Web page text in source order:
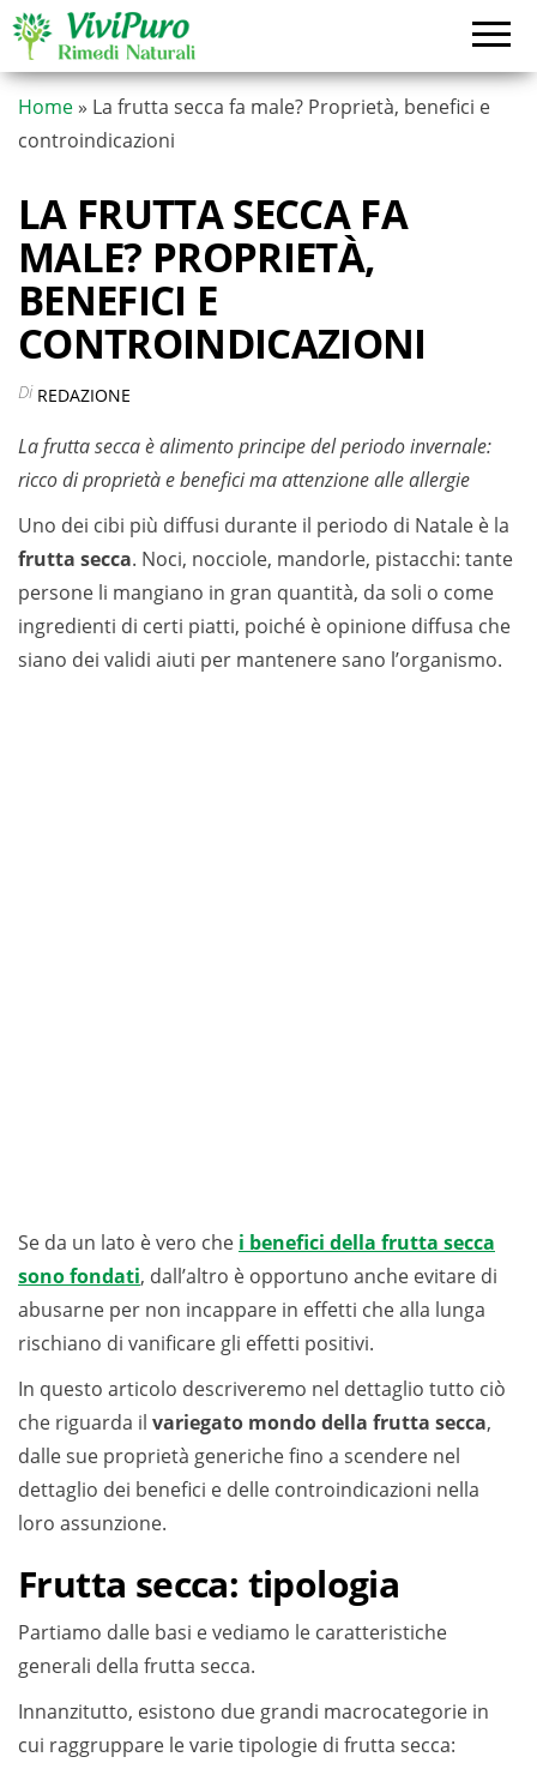
Vai
contenuto
Home » La frutta secca fa male? Proprietà, benefici e
controindicazioni
LA FRUTTA SECCA FA
MALE? PROPRIETÀ,
BENEFICI E
CONTROINDICAZIONI
Di REDAZIONE
La frutta secca è alimento principe del periodo invernale:
ricco di proprietà e benefici ma attenzione alle allergie
Uno dei cibi più diffusi durante il periodo di Natale è la
frutta secca. Noci, nocciole, mandorle, pistacchi: tante
persone li mangiano in gran quantità, da soli o come
ingredienti di certi piatti, poiché è opinione diffusa che
siano dei validi aiuti per mantenere sano l’organismo.
Se da un lato è vero che i benefici della frutta secca
sono fondati, dall’altro è opportuno anche evitare di
abusarne per non incappare in effetti che alla lunga
rischiano di vanificare gli effetti positivi.
In questo articolo descriveremo nel dettaglio tutto ciò
che riguarda il variegato mondo della frutta secca,
dalle sue proprietà generiche fino a scendere nel
dettaglio dei benefici e delle controindicazioni nella
loro assunzione.
Frutta secca: tipologia
Partiamo dalle basi e vediamo le caratteristiche
generali della frutta secca.
Innanzitutto, esistono due grandi macrocategorie in
cui raggruppare le varie tipologie di frutta secca: